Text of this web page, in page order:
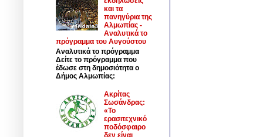
και τα
πανηγύρια της
Αλμωπίας -
Αναλυτικά το
πρόγραμμα του Αυγούστου
Αναλυτικά το πρόγραμμα
Δείτε το πρόγραμμα που
έδωσε στη δημοσιότητα ο
Δήμος Αλμωπίας:
Ακρίτας
Σωσάνδρας:
«Το
ερασιτεχνικό
ποδόσφαιρο
δεν είναι